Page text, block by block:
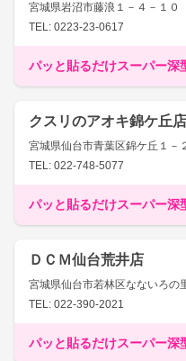
宮城県岩沼市藤浪１－４－１０
TEL: 0223-23-0617
パッと貼るだけスーパー深
クスリのアオキ錦ケ丘店
宮城県仙台市青葉区錦ケ丘１－
TEL: 022-748-5077
パッと貼るだけスーパー深
ＤＣＭ仙台荒井店
宮城県仙台市若林区なないろの
TEL: 022-390-2021
パッと貼るだけスーパー深